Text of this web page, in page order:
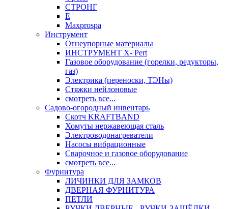
СТРОНГ
Е
Maxprospa
Инструмент
Огнеупорные материалы
ИНСТРУМЕНТ X- Pert
Газовое оборудование (горелки, редукторы,
газ)
Электрика (переноски, ТЭНы)
Стяжки нейлоновые
смотреть все...
Садово-огородный инвентарь
Скотч KRAFTBAND
Хомуты нержавеющая сталь
Электроводонагреватели
Насосы вибрационные
Сварочное и газовое оборудование
смотреть все...
Фурнитура
ЛИЧИНКИ ДЛЯ ЗАМКОВ
ДВЕРНАЯ ФУРНИТУРА
ПЕТЛИ